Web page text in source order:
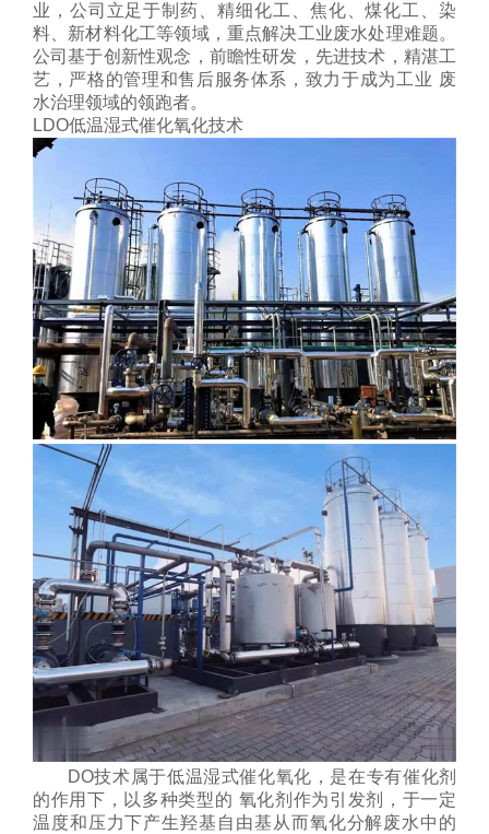
业，公司立足于制药、精细化工、焦化、煤化工、染
料、新材料化工等领域，重点解决工业废水处理难题。
公司基于创新性观念，前瞻性研发，先进技术，精湛工
艺，严格的管理和售后服务体系，致力于成为工业 废
水治理领域的领跑者。
LDO低温湿式催化氧化技术
DO技术属于低温湿式催化氧化，是在专有催化剂
的作用下，以多种类型的 氧化剂作为引发剂，于一定
温度和压力下产生羟基自由基从而氧化分解废水中的